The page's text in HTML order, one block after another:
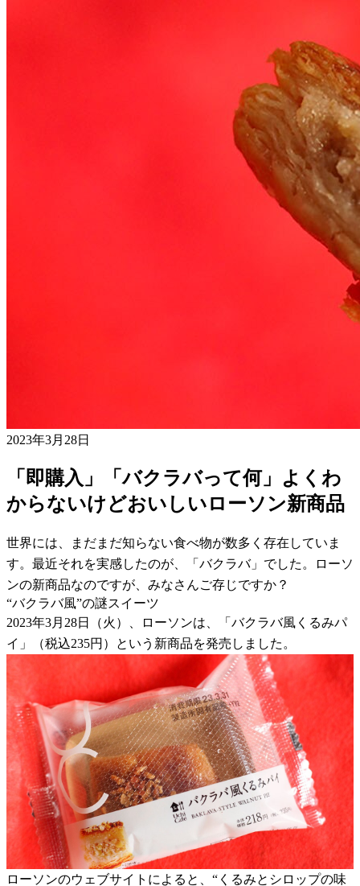
2023年3月28日
「即購入」「バクラバって何」よくわ
からないけどおいしいローソン新商品
世界には、まだまだ知らない食べ物が数多く存在していま
す。最近それを実感したのが、「バクラバ」でした。ローソ
ンの新商品なのですが、みなさんご存じですか？
“バクラバ風”の謎スイーツ
2023年3月28日（火）、ローソンは、「バクラバ風くるみパ
イ」（税込235円）という新商品を発売しました。
ローソンのウェブサイトによると、“くるみとシロップの味